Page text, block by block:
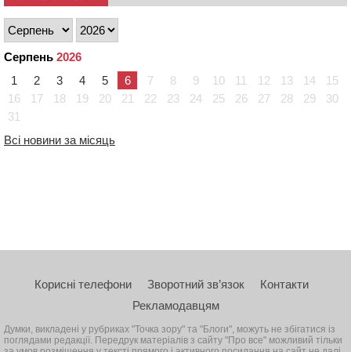
Серпень 2026
1
2 3 4 5 6 7 8 9 10 11 12 13 14
15
16
17 18 19 20 21 22 23 24 25 26 27 28 29
30
31
Всі новини за місяць
Корисні телефони Зворотний зв’язок
Контакти
Рекламодавцям
Думки, викладені у рубриках "Точка зору" та "Блоги", можуть не збігатися із
поглядами редакції. Передрук матеріалів з сайту "Про все" можливий тільки